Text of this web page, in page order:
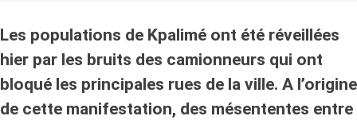
Les populations de Kpalimé ont été réveillées
hier par les bruits des camionneurs qui ont
bloqué les principales rues de la ville. A l’origine
de cette manifestation, des mésententes entre